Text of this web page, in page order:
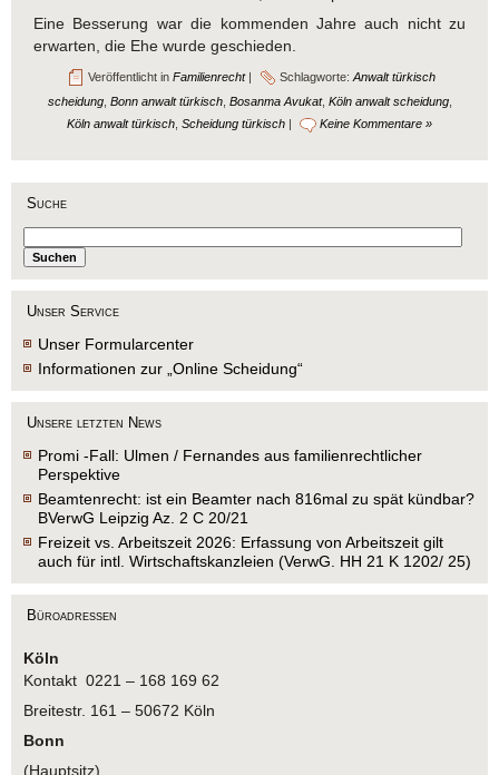
Suche
Unser Service
Unser Formularcenter
Informationen zur „Online Scheidung“
Unsere letzten News
Promi -Fall: Ulmen / Fernandes aus familienrechtlicher
Perspektive
Beamtenrecht: ist ein Beamter nach 816mal zu spät kündbar?
BVerwG Leipzig Az. 2 C 20/21
Freizeit vs. Arbeitszeit 2026: Erfassung von Arbeitszeit gilt
auch für intl. Wirtschaftskanzleien (VerwG. HH 21 K 1202/ 25)
Büroadressen
Köln
Kontakt 0221 – 168 169 62
Breitestr. 161 – 50672 Köln
Bonn
(Hauptsitz)
Eine Besserung war die kommenden Jahre auch nicht zu
erwarten, die Ehe wurde geschieden.
Veröffentlicht in Familienrecht| Schlagworte: Anwalt türkisch
scheidung, Bonn anwalt türkisch, Bosanma Avukat, Köln anwalt scheidung,
Köln anwalt türkisch Scheidung türkisch | Keine Kommentare »